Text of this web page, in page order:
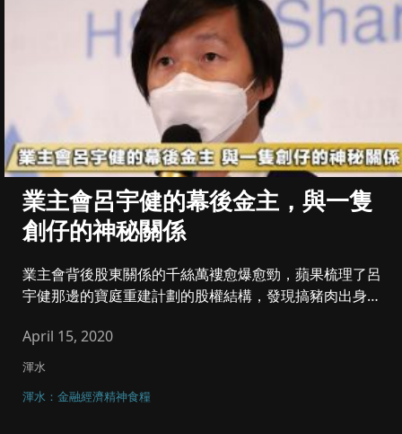
業主會呂宇健的幕後金主，與一隻
創仔的神秘關係
業主會背後股東關係的千絲萬褸愈爆愈勁，蘋果梳理了呂
宇健那邊的寶庭重建計劃的股權結構，發現搞豬肉出身的
April 15, 2020
渾水
渾水：金融經濟精神食糧